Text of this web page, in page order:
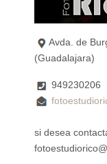
Avda. de
(Guadalajara)
949230206
si desea